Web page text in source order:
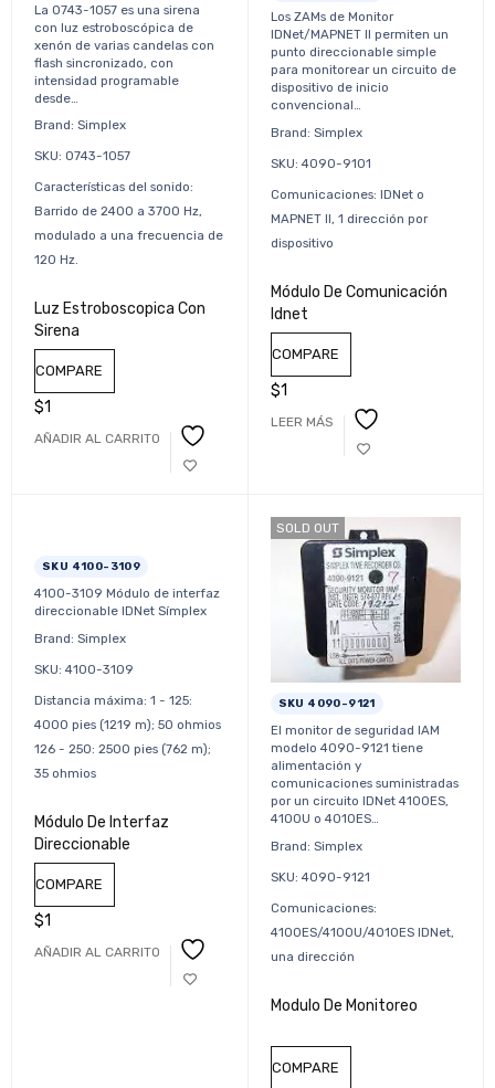
La 0743-1057 es una sirena
con luz estroboscópica de
xenón de varias candelas con
flash sincronizado, con
intensidad programable
desde…
Brand: Simplex
SKU: 0743-1057
Características del sonido:
Barrido de 2400 a 3700 Hz,
modulado a una frecuencia de
120 Hz.
Luz Estroboscopica Con
Sirena
COMPARE
$1
AÑADIR AL CARRITO
Los ZAMs de Monitor
IDNet/MAPNET II permiten un
punto direccionable simple
para monitorear un circuito de
dispositivo de inicio
convencional…
Brand: Simplex
SKU: 4090-9101
Comunicaciones: IDNet o
MAPNET II, 1 dirección por
dispositivo
Módulo De Comunicación
Idnet
COMPARE
$1
LEER MÁS
SKU 4100-3109
4100-3109 Módulo de interfaz
direccionable IDNet Símplex
Brand: Simplex
SKU: 4100-3109
Distancia máxima: 1 - 125:
4000 pies (1219 m); 50 ohmios
126 - 250: 2500 pies (762 m);
35 ohmios
Módulo De Interfaz
Direccionable
COMPARE
$1
AÑADIR AL CARRITO
SOLD OUT
SKU 4090-9121
El monitor de seguridad IAM
modelo 4090-9121 tiene
alimentación y
comunicaciones suministradas
por un circuito IDNet 4100ES,
4100U o 4010ES…
Brand: Simplex
SKU: 4090-9121
Comunicaciones:
4100ES/4100U/4010ES IDNet,
una dirección
Modulo De Monitoreo
COMPARE